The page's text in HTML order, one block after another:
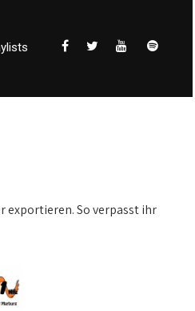
exportieren. So verpasst ihr